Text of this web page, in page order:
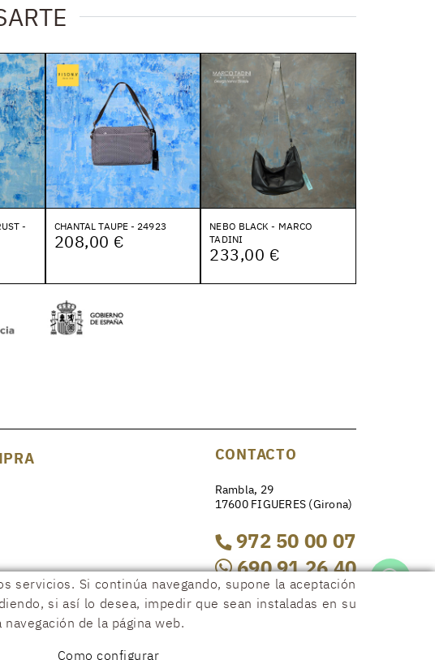
-
CHANTAL TAUPE - 24923
208,00 €
NEBO BLACK - MARCO
TADINI
233,00 €
CONTACTO
Rambla, 29
17600 FIGUERES (Girona)
972 50 00 07
690 91 26 40
rambla29@rambla29.com
Si continúa navegando, supone la aceptación
si así lo desea, impedir que sean instaladas en su
de la página web.
Como configurar